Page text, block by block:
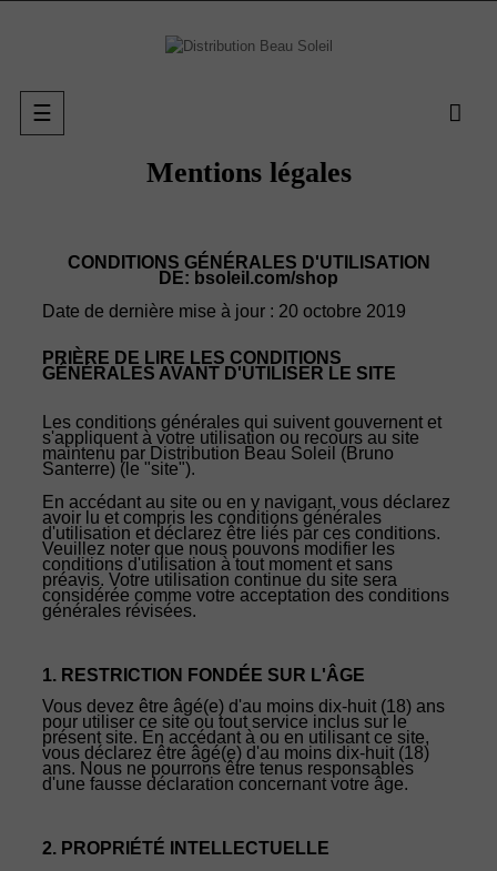
Basculer
la
☰
Mentions légales
CONDITIONS GÉNÉRALES D'UTILISATION
DE: bsoleil.com/shop
Date de dernière mise à jour : 20 octobre 2019
PRIÈRE DE LIRE LES CONDITIONS
GÉNÉRALES AVANT D'UTILISER LE SITE
Les conditions générales qui suivent gouvernent et
s'appliquent à votre utilisation ou recours au site
maintenu par Distribution Beau Soleil (Bruno
Santerre) (le "site").
En accédant au site ou en y navigant, vous déclarez
avoir lu et compris les conditions générales
d'utilisation et déclarez être liés par ces conditions.
Veuillez noter que nous pouvons modifier les
conditions d'utilisation à tout moment et sans
préavis. Votre utilisation continue du site sera
considérée comme votre acceptation des conditions
générales révisées.
1. RESTRICTION FONDÉE SUR L'ÂGE
Vous devez être âgé(e) d'au moins dix-huit (18) ans
pour utiliser ce site ou tout service inclus sur le
présent site. En accédant à ou en utilisant ce site,
vous déclarez être âgé(e) d'au moins dix-huit (18)
ans. Nous ne pourrons être tenus responsables
d'une fausse déclaration concernant votre âge.
2. PROPRIÉTÉ INTELLECTUELLE